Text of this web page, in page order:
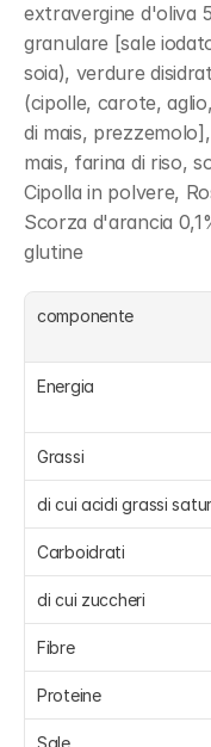
extravergine d'oliva
granulare [sale
soia), verdure
(cipolle, carote,
di mais,
mais, farina di riso,
Cipolla in polvere,
Scorza d'arancia
glutine
componente
Energia
Grassi
di cui acidi grassi
Carboidrati
di cui zuccheri
Fibre
Proteine
Sale